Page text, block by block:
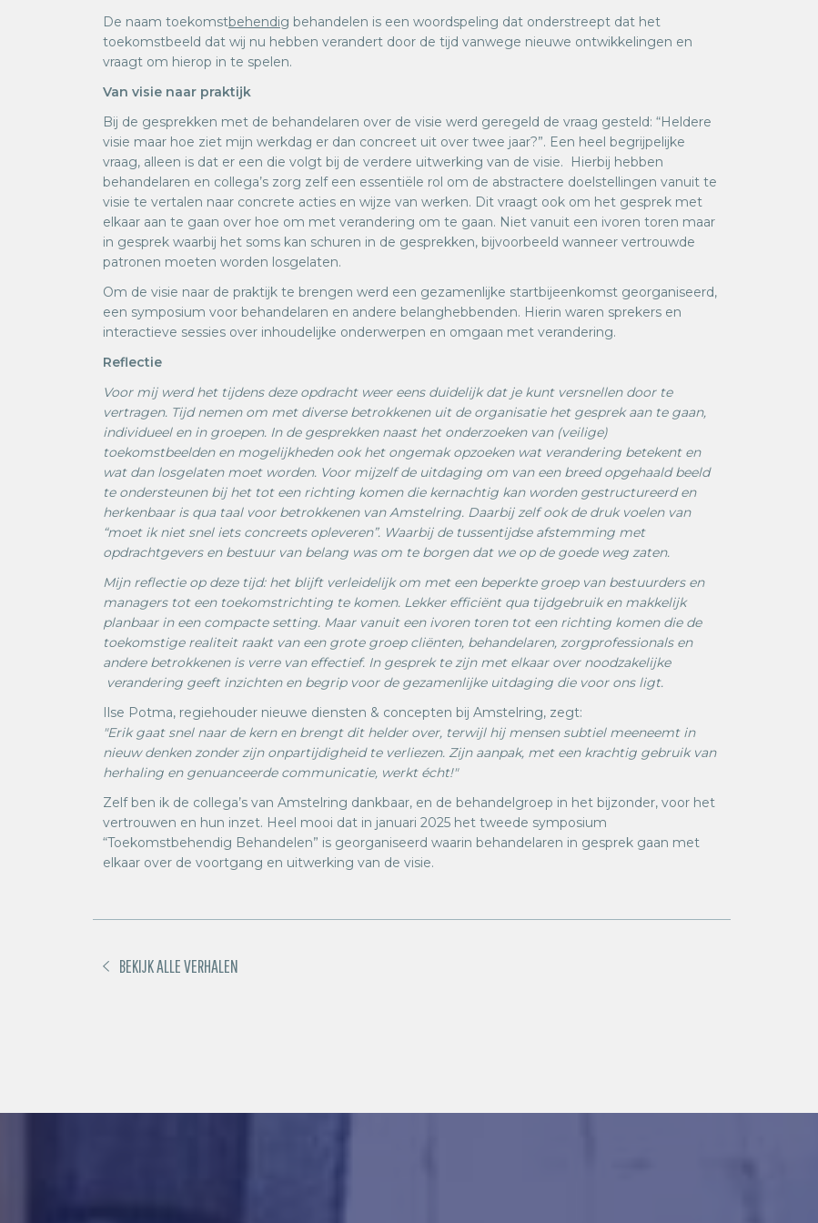
De naam toekomstbehendig behandelen is een woordspeling dat onderstreept dat het
toekomstbeeld dat wij nu hebben verandert door de tijd vanwege nieuwe ontwikkelingen en
vraagt om hierop in te spelen.
Van visie naar praktijk
Bij de gesprekken met de behandelaren over de visie werd geregeld de vraag gesteld: “Heldere
visie maar hoe ziet mijn werkdag er dan concreet uit over twee jaar?”. Een heel begrijpelijke
vraag, alleen is dat er een die volgt bij de verdere uitwerking van de visie.
Hierbij hebben
behandelaren en collega’s zorg zelf een essentiële rol om de abstractere doelstellingen vanuit te
visie te vertalen naar concrete acties en wijze van werken. Dit vraagt ook om het gesprek met
elkaar aan te gaan over hoe om met verandering om te gaan. Niet vanuit een ivoren toren maar
in gesprek waarbij het soms kan schuren in de gesprekken, bijvoorbeeld wanneer vertrouwde
patronen moeten worden losgelaten.
Om de visie naar de praktijk te brengen werd een gezamenlijke startbijeenkomst georganiseerd,
een symposium voor behandelaren en andere belanghebbenden. Hierin waren sprekers en
interactieve sessies over inhoudelijke onderwerpen en omgaan met verandering.
Reflectie
Voor mij werd het tijdens deze opdracht weer eens duidelijk dat je kunt versnellen door te
vertragen. Tijd nemen om met diverse betrokkenen uit de organisatie het gesprek aan te gaan,
individueel en in groepen. In de gesprekken naast het onderzoeken van (veilige)
toekomstbeelden en mogelijkheden ook het ongemak opzoeken wat verandering betekent en
wat dan losgelaten moet worden. Voor mijzelf de uitdaging om van een breed opgehaald beeld
te ondersteunen bij het tot een richting komen die kernachtig kan worden gestructureerd en
herkenbaar is qua taal voor betrokkenen van Amstelring. Daarbij zelf ook de druk voelen van
“moet ik niet snel iets concreets opleveren”. Waarbij de tussentijdse afstemming met
opdrachtgevers en bestuur van belang was om te borgen dat we op de goede weg zaten.
Mijn reflectie op deze tijd: het blijft verleidelijk om met een beperkte groep van bestuurders en
managers tot een toekomstrichting te komen. Lekker efficiënt qua tijdgebruik en makkelijk
planbaar in een compacte setting. Maar vanuit een ivoren toren tot een richting komen die de
toekomstige realiteit raakt van een grote groep cliënten, behandelaren, zorgprofessionals en
andere betrokkenen is verre van effectief. In gesprek te zijn met elkaar over noodzakelijke
verandering geeft inzichten en begrip voor de gezamenlijke uitdaging die voor ons ligt.
Ilse Potma, regiehouder nieuwe diensten & concepten bij Amstelring, zegt:
"Erik gaat snel naar de kern en brengt dit helder over, terwijl hij mensen subtiel meeneemt in
nieuw denken zonder zijn onpartijdigheid te verliezen. Zijn aanpak, met een krachtig gebruik van
herhaling en genuanceerde communicatie, werkt écht!"
Zelf ben ik de collega’s van Amstelring dankbaar, en de behandelgroep in het bijzonder, voor het
vertrouwen en hun inzet. Heel mooi dat in januari 2025 het tweede symposium
“Toekomstbehendig Behandelen” is georganiseerd waarin behandelaren in gesprek gaan met
elkaar over de voortgang en uitwerking van de visie.
BEKIJK ALLE VERHALEN